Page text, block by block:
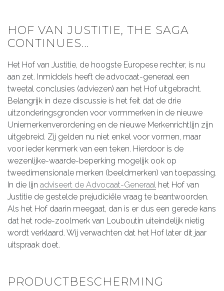
HOF VAN JUSTITIE, THE SAGA
CONTINUES…
Het Hof van Justitie, de hoogste Europese rechter, is nu
aan zet. Inmiddels heeft de advocaat-generaal een
tweetal conclusies (adviezen) aan het Hof uitgebracht.
Belangrijk in deze discussie is het feit dat de drie
uitzonderingsgronden voor vormmerken in de nieuwe
Uniemerkenverordening en de nieuwe Merkenrichtlijn zijn
uitgebreid. Zij gelden nu niet enkel voor vormen, maar
voor ieder kenmerk van een teken. Hierdoor is de
wezenlijke-waarde-beperking mogelijk ook op
tweedimensionale merken (beeldmerken) van toepassing.
In die lijn adviseert de Advocaat-Generaal het Hof van
Justitie de gestelde prejudiciële vraag te beantwoorden.
Als het Hof daarin meegaat, dan is er dus een gerede kans
dat het rode-zoolmerk van Louboutin uiteindelijk nietig
wordt verklaard. Wij verwachten dat het Hof later dit jaar
uitspraak doet.
PRODUCTBESCHERMING